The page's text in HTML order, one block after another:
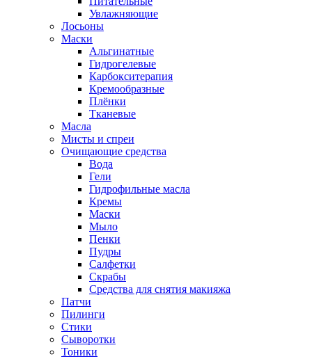
Увлажняющие
Лосьоны
Маски
Альгинатные
Гидрогелевые
Карбокситерапия
Кремообразные
Плёнки
Тканевые
Масла
Мисты и спреи
Очищающие средства
Вода
Гели
Гидрофильные масла
Кремы
Маски
Мыло
Пенки
Пудры
Салфетки
Скрабы
Средства для снятия макияжа
Патчи
Пилинги
Стики
Сыворотки
Тоники